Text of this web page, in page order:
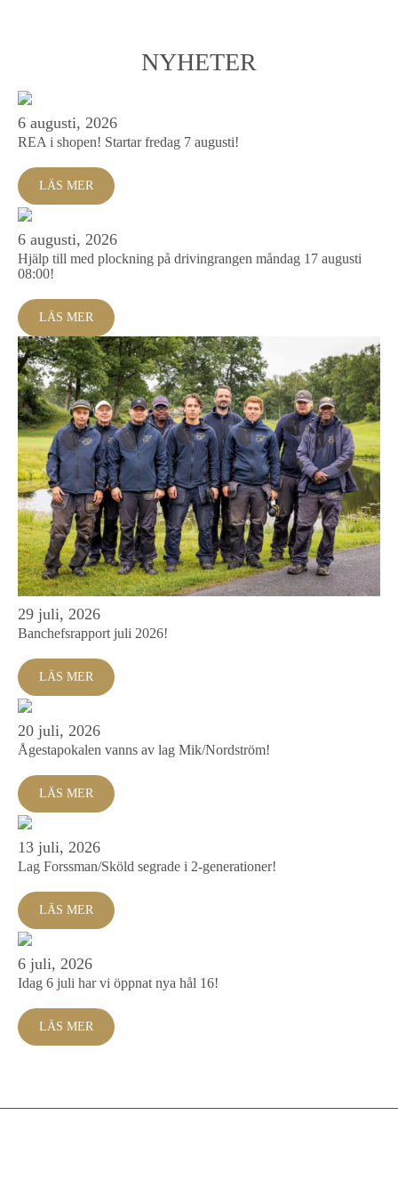
NYHETER
6 augusti, 2026
REA i shopen! Startar fredag 7 augusti!
LÄS MER
6 augusti, 2026
‍Hjälp till med plockning på drivingrangen måndag 17 augusti
08:00!
LÄS MER
29 juli, 2026
Banchefsrapport juli 2026!
LÄS MER
20 juli, 2026
Ågestapokalen vanns av lag Mik/Nordström!
LÄS MER
13 juli, 2026
Lag Forssman/Sköld segrade i 2-generationer!
LÄS MER
6 juli, 2026
Idag 6 juli har vi öppnat nya hål 16!
LÄS MER